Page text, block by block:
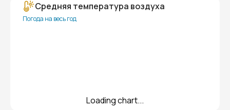
Средняя температура воздуха
Погода на весь год
Loading chart...